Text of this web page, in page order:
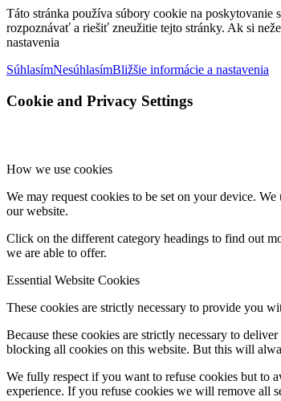
Táto stránka používa súbory cookie na
rozpoznávať a riešiť zneužitie tejto stránky. Ak si
nastavenia
SúhlasímNesúhlasímBližšie informácie a nastavenia
Cookie and Privacy Settings
How we use cookies
We may request cookies to be set on your device.
our website.
Click on the different category headings to find out
we are able to offer.
Essential Website Cookies
These cookies are strictly necessary to provide you
Because these cookies are strictly necessary to
blocking all cookies on this website. But this will
We fully respect if you want to refuse cookies but to
experience. If you refuse cookies we will remove all